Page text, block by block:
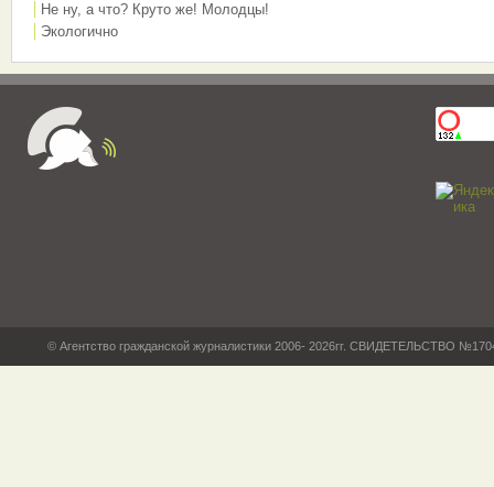
Не ну, а что? Круто же! Молодцы!
Экологично
© Агентство гражданской журналистики 2006- 2026гг. СВИДЕТЕЛЬСТВО